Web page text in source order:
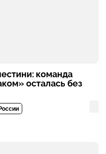
команда
осталась без